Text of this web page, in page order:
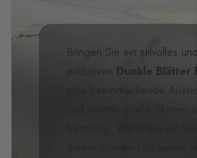
Bringen Sie ein stilvolles
exklusiven Dunkle Blätter
eine beeindruckende
und violette große
dunkle Blumen-